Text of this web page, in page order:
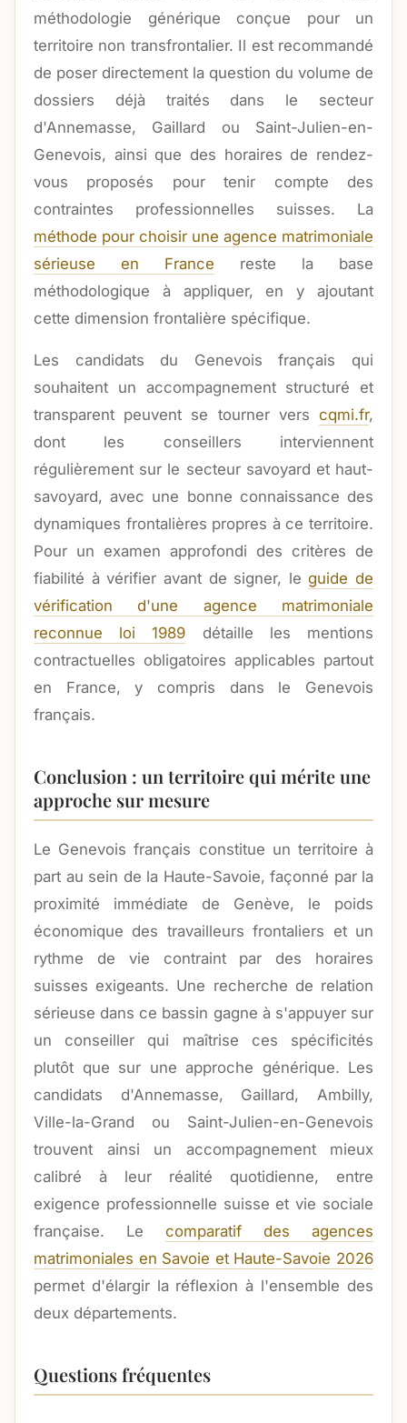
méthodologie générique conçue pour un
territoire non transfrontalier. Il est recommandé
de poser directement la question du volume de
dossiers déjà traités dans le secteur
d'Annemasse, Gaillard ou Saint-Julien-en-
Genevois, ainsi que des horaires de rendez-
vous proposés pour tenir compte des
contraintes professionnelles suisses. La
méthode pour choisir une agence matrimoniale
sérieuse en France reste la base
méthodologique à appliquer, en y ajoutant
cette dimension frontalière spécifique.
Les candidats du Genevois français qui
souhaitent un accompagnement structuré et
transparent peuvent se tourner vers cqmi.fr,
dont les conseillers interviennent
régulièrement sur le secteur savoyard et haut-
savoyard, avec une bonne connaissance des
dynamiques frontalières propres à ce territoire.
Pour un examen approfondi des critères de
fiabilité à vérifier avant de signer, leguide de
vérification d'une agence matrimoniale
reconnue loi 1989 détaille les mentions
contractuelles obligatoires applicables partout
en France, y compris dans le Genevois
français.
Conclusion : un territoire qui mérite une
approche sur mesure
Le Genevois français constitue un territoire à
part au sein de la Haute-Savoie, façonné par la
proximité immédiate de Genève, le poids
économique des travailleurs frontaliers et un
rythme de vie contraint par des horaires
suisses exigeants. Une recherche de relation
sérieuse dans ce bassin gagne à s'appuyer sur
un conseiller qui maîtrise ces spécificités
plutôt que sur une approche générique. Les
candidats d'Annemasse, Gaillard, Ambilly,
Ville-la-Grand ou Saint-Julien-en-Genevois
trouvent ainsi un accompagnement mieux
calibré à leur réalité quotidienne, entre
exigence professionnelle suisse et vie sociale
française. Le comparatif des agences
matrimoniales en Savoie et Haute-Savoie 2026
permet d'élargir la réflexion à l'ensemble des
deux départements.
Questions fréquentes